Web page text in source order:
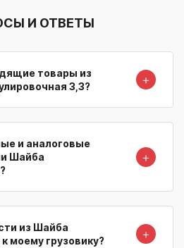
И ОТВЕТЫ
товары из
3,3?
＋
и аналоговые
Шайба
＋
из Шайба
моему грузовику?
＋